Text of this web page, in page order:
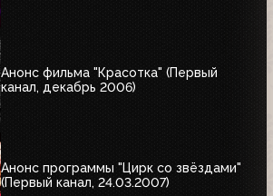
Анонс фильма "Красотка" (Первый
канал, декабрь 2006)
Анонс программы "Цирк со звёздами"
(Первый канал, 24.03.2007)